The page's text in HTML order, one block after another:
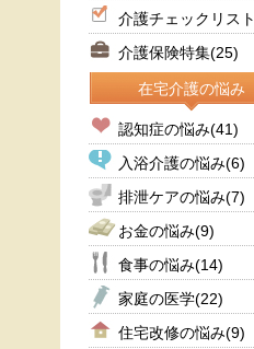
介護チェックリスト
介護保険特集(25)
在宅介護の悩み
認知症の悩み(41)
入浴介護の悩み(6)
排泄ケアの悩み(7)
お金の悩み(9)
食事の悩み(14)
家庭の医学(22)
住宅改修の悩み(9)